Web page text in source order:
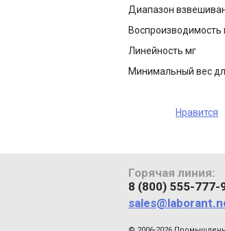
Диапазон
Воспроизводимость
Линейность мг
Минимальный вес
Нравится
Горячая линия:
8 (800) 555-777-